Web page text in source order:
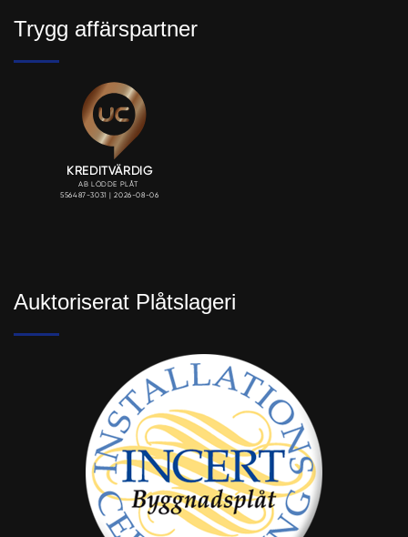
Trygg affärspartner
Auktoriserat Plåtslageri